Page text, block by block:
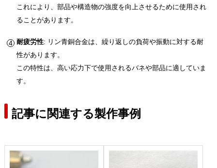
これにより、部品や構造物の強度を向上させるために使用され
ることがあります。
耐疲労性: リン青銅合金は、繰り返しの負荷や振動に対する耐
性があります。
この特性は、高い応力下で使用されるバネや部品に適していま
す。
記事に関連する製作事例